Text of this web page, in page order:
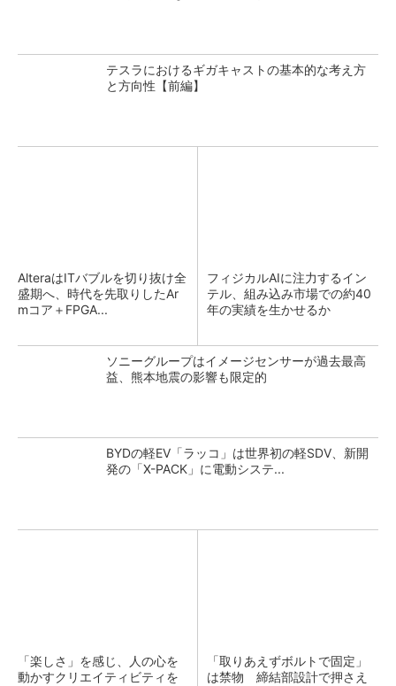
テスラにおけるギガキャストの基本的な考え方
と方向性【前編】
AlteraはITバブルを切り抜け全
盛期へ、時代を先取りしたAr
mコア＋FPGA...
フィジカルAIに注力するイン
テル、組み込み市場での約40
年の実績を生かせるか
ソニーグループはイメージセンサーが過去最高
益、熊本地震の影響も限定的
BYDの軽EV「ラッコ」は世界初の軽SDV、新開
発の「X-PACK」に電動システ...
「楽しさ」を感じ、人の心を
動かすクリエイティビティを
「取りあえずボルトで固定」
は禁物 締結部設計で押さえ